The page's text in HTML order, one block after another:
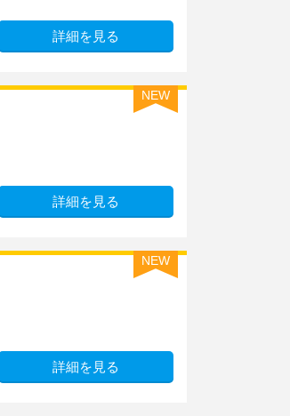
詳細を見る
NEW
詳細を見る
NEW
詳細を見る